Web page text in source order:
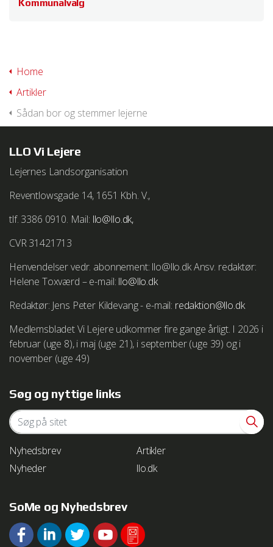
Kommunalvalg
Home
Artikler
Sådan bor og stemmer lejerne
LLO Vi Lejere
Lejernes Landsorganisation
Reventlowsgade 14, 1651 Kbh. V.,
tlf. 3386 0910. Mail: llo@llo.dk,
CVR 31421713
Henvendelser vedr. abonnement: llo@llo.dk Ansv. redaktør:
Helene Toxværd – e-mail: llo@llo.dk
Redaktør: Jens Peter Kildevang - e-mail: redaktion@llo.dk
Medlemsbladet Vi Lejere udkommer fire gange årligt. I 2026 i
februar (uge 8), i maj (uge 21), i september (uge 39) og i
november (uge 49)
Søg og nyttige links
Nyhedsbrev
Artikler
Nyheder
llo.dk
SoMe og Nyhedsbrev